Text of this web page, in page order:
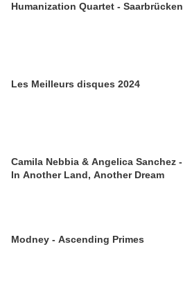
Humanization Quartet - Saarbrücken
Les Meilleurs disques 2024
Camila Nebbia & Angelica Sanchez -
In Another Land, Another Dream
Modney - Ascending Primes